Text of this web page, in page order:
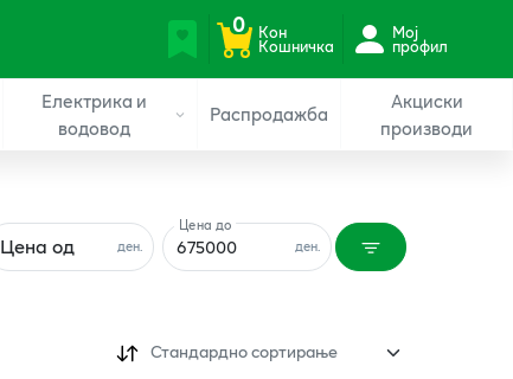
0 Кон
Кошничка
Мој
профил
Електрика и
водовод
Распродажба
Акциски
производи
ден.
Цена од ден.
Цена до
Стандардно сортирање